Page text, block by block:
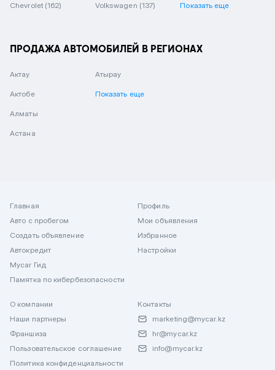
Chevrolet (162) Volkswagen (137) Показать еще
ПРОДАЖА АВТОМОБИЛЕЙ В РЕГИОНАХ
Актау
Актобе
Алматы
Астана
Атырау
Показать еще
Главная
Авто с пробегом
Создать объявление
Автокредит
Mycar Гид
Памятка по кибербезопасности
Профиль
Мои объявления
Избранное
Настройки
О компании
Наши партнеры
Франшиза
Пользовательское соглашение
Политика конфиденциальности
Контакты
marketing@mycar.kz
hr@mycar.kz
info@mycar.kz